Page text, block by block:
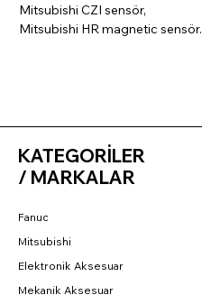
Mitsubishi CZI sensör,
Mitsubishi HR magnetic sensör.
KATEGORİLER
/ MARKALAR
Fanuc
Mitsubishi
Elektronik Aksesuar
Mekanik Aksesuar